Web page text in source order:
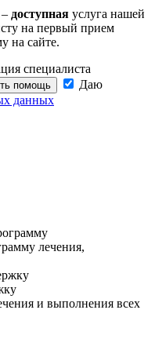
доступная услуга нашей
на первый прием
на сайте.
специалиста
помощь
Даю
данных
лечения,
и выполнения всех